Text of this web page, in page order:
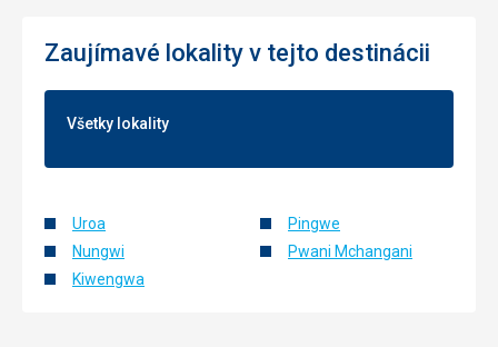
Zaujímavé lokality v tejto destinácii
Všetky lokality
Uroa
Nungwi
Kiwengwa
Pingwe
Pwani Mchangani